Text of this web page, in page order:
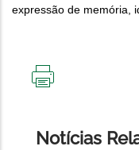
expressão de memória,
Notícias